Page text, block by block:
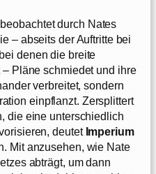
beobachtet durch Nates
– abseits der Auftritte bei
denen die breite
Pläne schmiedet und ihre
verbreitet, sondern
einpflanzt. Zersplittert
die eine unterschiedlich
deutet Imperium
Mit anzusehen, wie Nate
abträgt, um dann